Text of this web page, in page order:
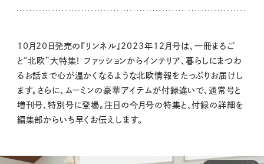
10月20日発売の『リンネル』2023年12月号は、一冊まるご
と“北欧”大特集！ ファッションからインテリア、暮らしにまつわ
るお話まで心が温かくなるような北欧情報をたっぷりお届けし
ます。さらに、ムーミンの豪華アイテムが付録違いで、通常号と
増刊号、特別号に登場。注目の今月号の特集と、付録の詳細を
編集部からいち早くお伝えします。